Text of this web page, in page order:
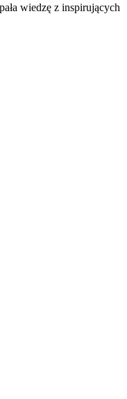
wiedzę z inspirujących